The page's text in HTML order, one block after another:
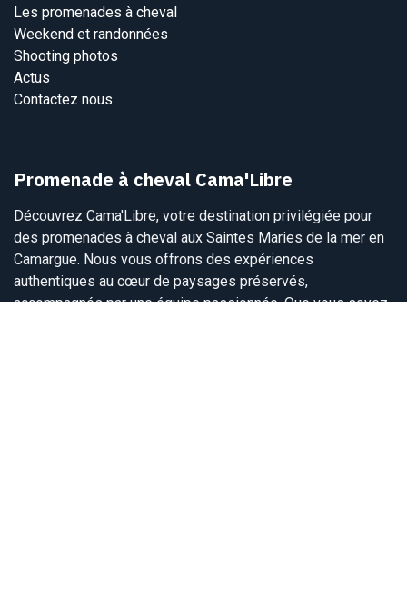
Les promenades à cheval
Weekend et randonnées
Shooting photos
Actus
Contactez nous
Promenade à cheval Cama'Libre
Découvrez Cama'Libre, votre destination privilégiée pour
des promenades à cheval aux Saintes Maries de la mer en
Camargue. Nous vous offrons des expériences
authentiques au cœur de paysages préservés,
accompagnés par une équipe passionnée. Que vous soyez